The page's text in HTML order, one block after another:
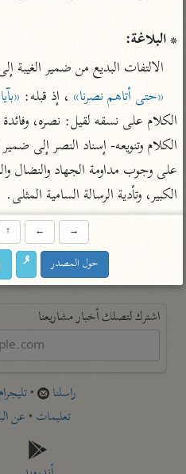
تفسير مكّي
محاسن التأويل
للقاسمي
تفسير الثعالبي
تفسير السمرقندي
تفسير الثعلبي
البسيط
تفسير
الكشاف
اشترك لتصلك أخبار مشاريعنا
راسلنا •تليجرام
تعليمات •عن
* البلاغة:
الالتفات البديع من ضمير الغيبة
«حتى أتاهم نصرنا» ، إذ قبله:
الكبير، وتأدية الرسالة السامية المثلى.
→
←
↑
حول المصدر